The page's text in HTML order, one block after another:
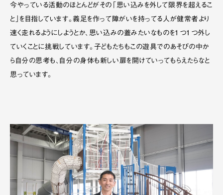
今やっている活動のほとんどがその「思い込みを外して限界を超えるこ
と」を目指しています。義足を作って障がいを持ってる人が健常者より
速く走れるようにしようとか、思い込みの蓋みたいなものを１つ１つ外し
ていくことに挑戦しています。子どもたちもこの遊具でのあそびの中か
ら自分の思考も、自分の身体も新しい扉を開けていってもらえたらなと
思っています。